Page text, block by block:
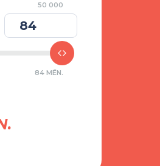
50 000
84 MĒN.